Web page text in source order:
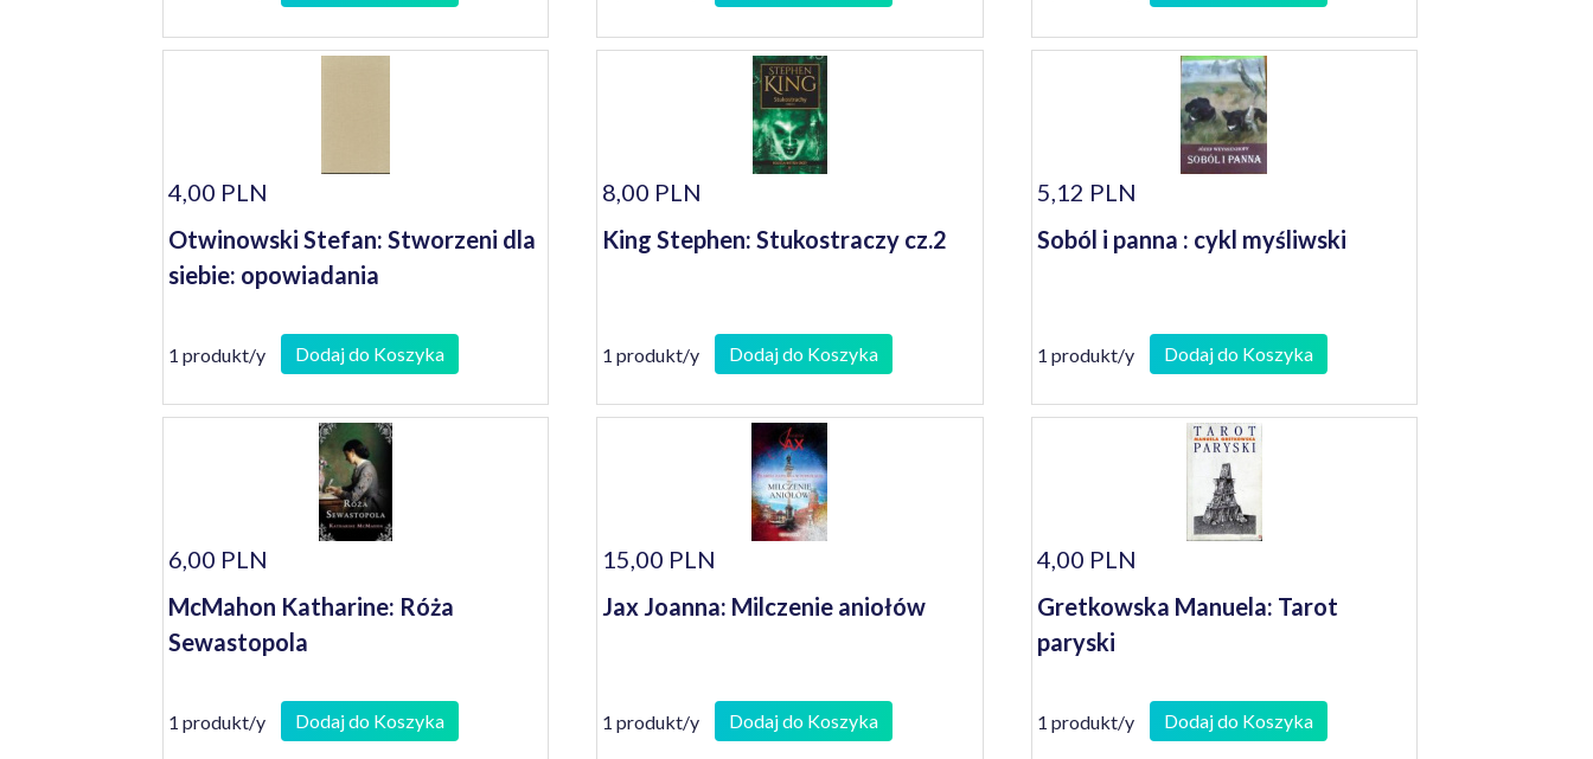
4,00 PLN
Otwinowski Stefan: Stworzeni dla
siebie: opowiadania
1 produkt/y Dodaj do Koszyka
8,00 PLN
King Stephen: Stukostraczy cz.2
1 produkt/y Dodaj do Koszyka
5,12 PLN
Soból i panna : cykl myśliwski
1 produkt/y Dodaj do Koszyka
6,00 PLN
McMahon Katharine: Róża
Sewastopola
1 produkt/y Dodaj do Koszyka
15,00 PLN
Jax Joanna: Milczenie aniołów
1 produkt/y Dodaj do Koszyka
4,00 PLN
Gretkowska Manuela: Tarot
paryski
1 produkt/y Dodaj do Koszyka